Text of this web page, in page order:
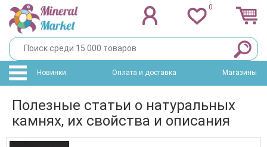
0
Новинки Оплата и доставка Магазины
Полезные статьи о натуральных
камнях, их свойства и описания